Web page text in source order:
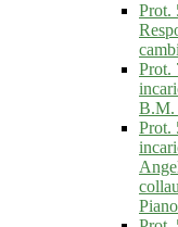
Prot.
Prot.
B.M.
Prot.